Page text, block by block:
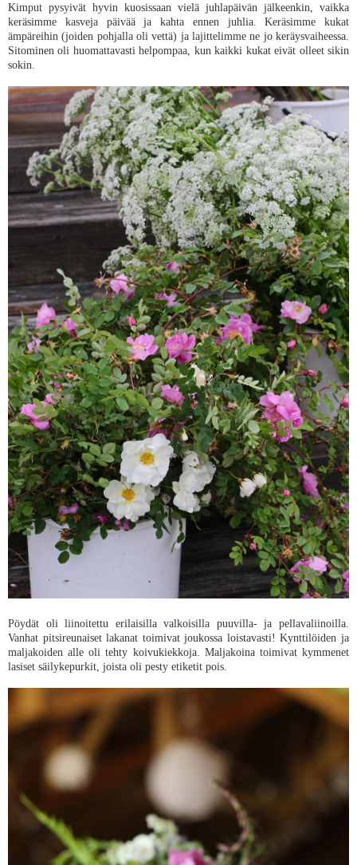
Kimput pysyivät hyvin kuosissaan vielä juhlapäivän jälkeenkin, vaikka
keräsimme kasveja päivää ja kahta ennen juhlia. Keräsimme kukat
ämpäreihin (joiden pohjalla oli vettä) ja lajittelimme ne jo keräysvaiheessa.
Sitominen oli huomattavasti helpompaa, kun kaikki kukat eivät olleet sikin
sokin.
Pöydät oli liinoitettu erilaisilla valkoisilla puuvilla- ja pellavaliinoilla.
Vanhat pitsireunaiset lakanat toimivat joukossa loistavasti! Kynttilöiden ja
maljakoiden alle oli tehty koivukiekkoja. Maljakoina toimivat kymmenet
lasiset säilykepurkit, joista oli pesty etiketit pois.